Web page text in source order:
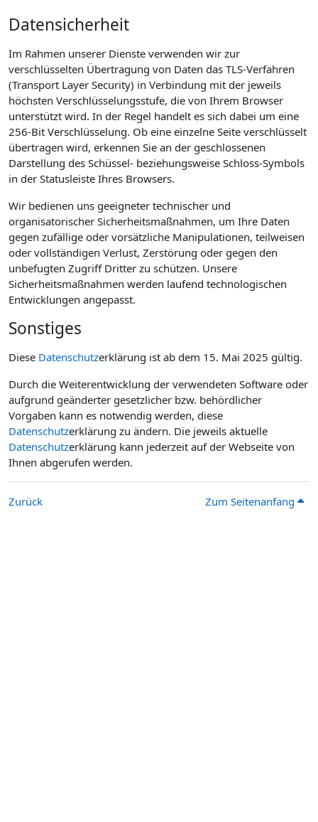
Datensicherheit
Im Rahmen unserer Dienste verwenden wir zur
verschlüsselten Übertragung von Daten das TLS-Verfahren
(Transport Layer Security) in Verbindung mit der jeweils
höchsten Verschlüsselungsstufe, die von Ihrem Browser
unterstützt wird. In der Regel handelt es sich dabei um eine
256-Bit Verschlüsselung. Ob eine einzelne Seite verschlüsselt
übertragen wird, erkennen Sie an der geschlossenen
Darstellung des Schüssel- beziehungsweise Schloss-Symbols
in der Statusleiste Ihres Browsers.
Wir bedienen uns geeigneter technischer und
organisatorischer Sicherheitsmaßnahmen, um Ihre Daten
gegen zufällige oder vorsätzliche Manipulationen, teilweisen
oder vollständigen Verlust, Zerstörung oder gegen den
unbefugten Zugriff Dritter zu schützen. Unsere
Sicherheitsmaßnahmen werden laufend technologischen
Entwicklungen angepasst.
Sonstiges
Diese Datenschutzerklärung ist ab dem 15. Mai 2025 gültig.
Durch die Weiterentwicklung der verwendeten Software oder
aufgrund geänderter gesetzlicher bzw. behördlicher
Vorgaben kann es notwendig werden, diese
Datenschutzerklärung zu ändern. Die jeweils aktuelle
Datenschutzerklärung kann jederzeit auf der Webseite von
Ihnen abgerufen werden.
Zurück Zum Seitenanfang